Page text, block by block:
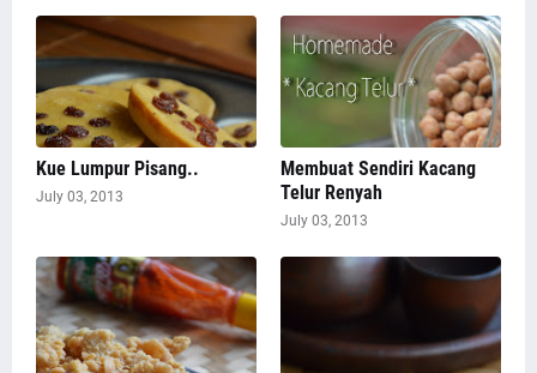
Kue Lumpur Pisang..
July 03, 2013
Membuat Sendiri Kacang
Telur Renyah
July 03, 2013